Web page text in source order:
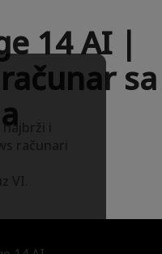
14 AI |
sa
i
računari
VI.